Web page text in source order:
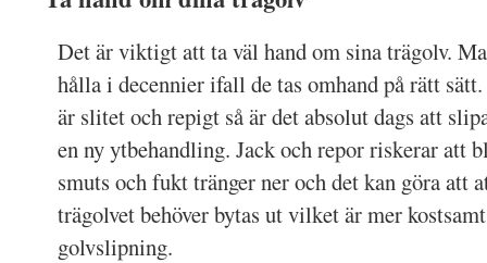
Det är viktigt att ta väl hand om sina trägolv.
hålla i decennier ifall de tas omhand på rätt
är slitet och repigt så är det absolut dags att
en ny ytbehandling. Jack och repor riskerar att
smuts och fukt tränger ner och det kan göra att
trägolvet behöver bytas ut vilket är mer
golvslipning.